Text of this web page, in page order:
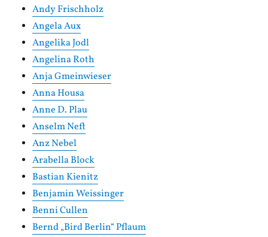
Andy Frischholz
Angela Aux
Angelika Jodl
Angelina Roth
Anja Gmeinwieser
Anna Housa
Anne D. Plau
Anselm Neft
Anz Nebel
Arabella Block
Bastian Kienitz
Benjamin Weissinger
Benni Cullen
Bernd „Bird Berlin“ Pflaum